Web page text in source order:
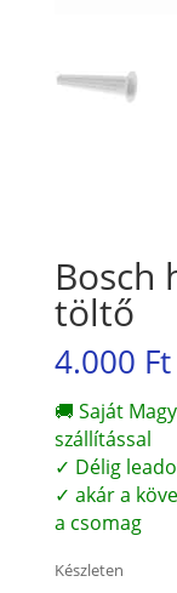
Bosch
töltő
4.000 Ft
🚚 Saját
szállítással
✓ Délig
✓ akár a
a csomag
Készleten